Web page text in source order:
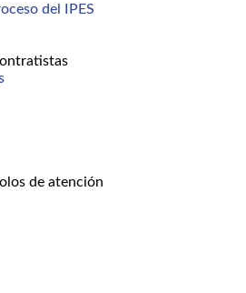
del IPES
de atención